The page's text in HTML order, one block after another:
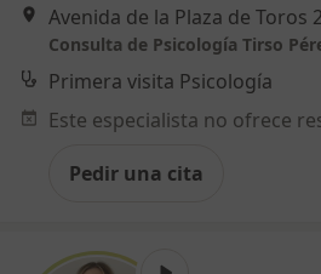
Avenida de la Plaza de Toros
Consulta de Psicología Tirso
Primera visita Psicología
Pedir una cita